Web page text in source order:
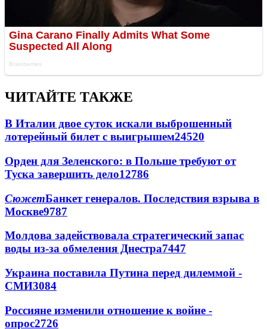
ЧИТАЙТЕ ТАКЖЕ
В Италии двое суток искали выброшенный
лотерейный билет с выигрышем24520
Орден для Зеленского: в Польше требуют от
Туска завершить дело12786
СюжетБанкет генералов. Последствия взрыва в
Москве9787
Молдова задействовала стратегический запас
воды из-за обмеления Днестра7447
Украина поставила Путина перед дилеммой -
СМИ3084
Россияне изменили отношение к войне -
опрос2726